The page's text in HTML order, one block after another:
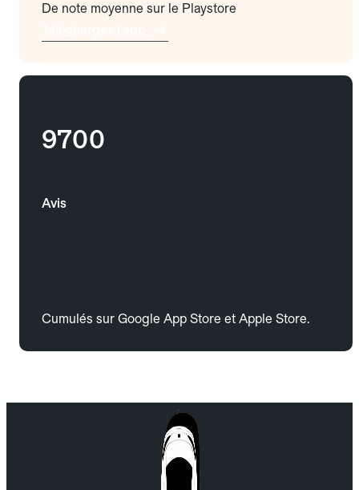
De note moyenne sur le Playstore
9700
Avis
Cumulés sur Google App Store et Apple Store.